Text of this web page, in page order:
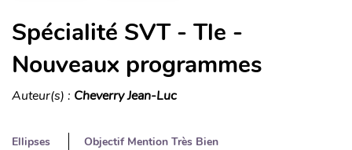
Spécialité SVT - Tle -
Nouveaux programmes
Auteur(s) : Cheverry Jean-Luc
Ellipses
Objectif Mention Très Bien